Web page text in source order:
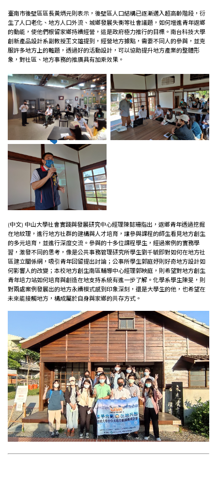
臺南市後壁區區長黃炳元則表示，後壁區人口結構已逐漸邁入超高齡階段，衍
生了人口老化、地方人口外流、城鄉發展失衡等社會議題，如何增進青年返鄉
的動能，使他們根留家鄉持續經營，這是政府極力推行的目標。南台科技大學
創新產品設計系副教授王文雄提到，經營地方據點，需要不同人的參與，並克
服許多地方上的難題，透過好的活動設計，可以協助提升地方產業的整體形
象，對社區、地方事務的推廣具有加乘效果。
(中文) 中山大學社會實踐與發展研究中心經理陳懿珊指出，返鄉青年透過挖掘
在地紋理，進行地方社群的建構與人才培育，讓參與課程的師生看見地方創生
的多元培育，並進行深度交流。參與的十多位課程學生，經過案例的實務學
習，激發不同的思考，像是公共事務管理研究所學生劉千毓即對如何在地方社
區建立關係網，吸引青年回留提出討論；公事所學生郭庭妤則好奇地方設計如
何影響人的改變；本校地方創生南區輔導中心經理郭映庭，則希望對地方創生
青年培力站如何培育與創造在地支持系統有進一步了解。化學系學生陳旻，則
對兩處案例發展出的地方永續模式感到印象深刻，還是大學生的他，也希望在
未來能接觸地方，構成屬於自身與家鄉的共存方式。